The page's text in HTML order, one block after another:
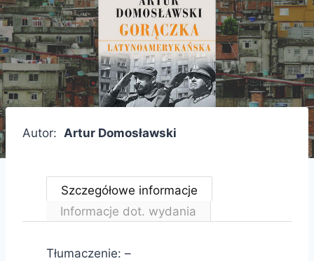
Autor: Artur Domosławski
Szczegółowe informacje
Informacje dot. wydania
Tłumaczenie: –